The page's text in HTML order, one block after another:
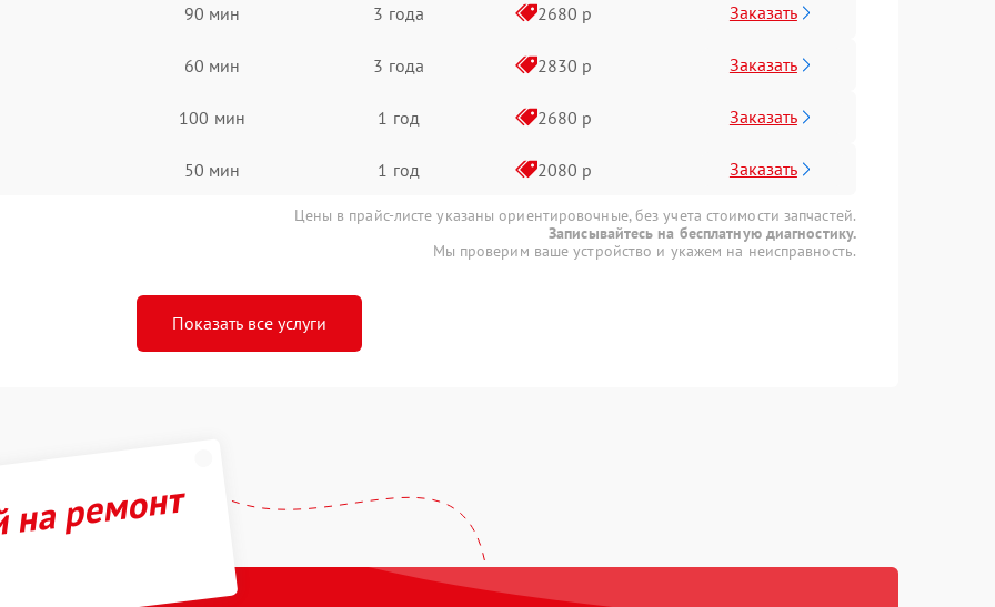
90 мин 3 года 2680 р Заказать
60 мин 3 года 2830 р Заказать
100 мин 1 год 2680 р Заказать
50 мин 1 год 2080 р Заказать
Цены в прайс-листе указаны ориентировочные, без учета стоимости запчастей.
Записывайтесь на бесплатную диагностику.
Мы проверим ваше устройство и укажем на неисправность.
Показать все услуги
ремонт